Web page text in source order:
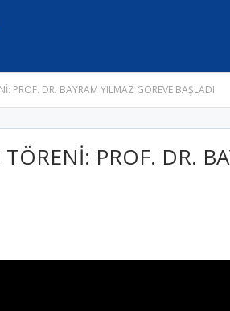
PROF. DR. BAYRAM YILMAZ GÖREVE BAŞLADI
TÖRENİ: PROF. DR.